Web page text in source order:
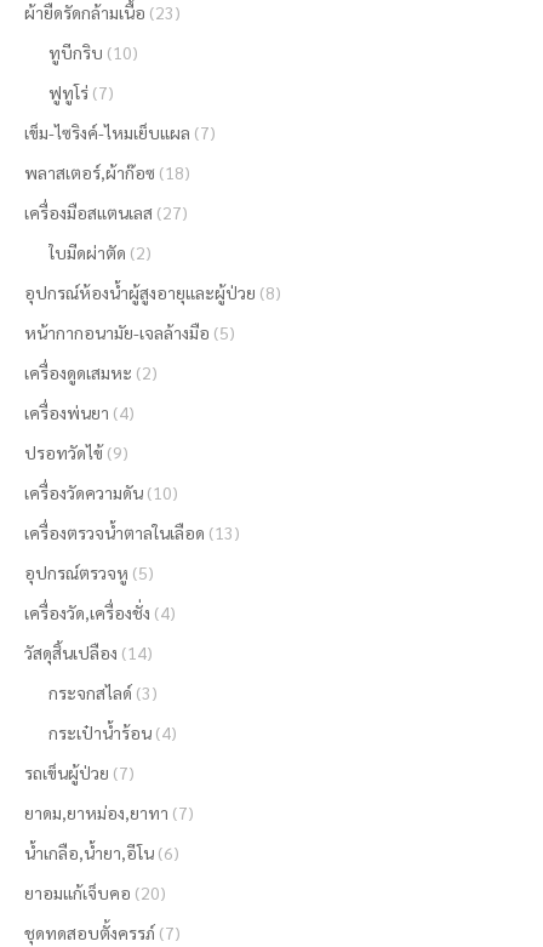
ผ้ายืดรัดกล้ามเนื้อ (23)
ทูบีกริบ (10)
ฟูทูโร่ (7)
เข็ม-ไซริงค์-ไหมเย็บแผล (7)
พลาสเตอร์,ผ้าก๊อซ (18)
เครื่องมือสแตนเลส (27)
ใบมีดผ่าตัด (2)
อุปกรณ์ห้องน้ำผู้สูงอายุและผู้ป่วย (8)
หน้ากากอนามัย-เจลล้างมือ (5)
เครื่องดูดเสมหะ (2)
เครื่องพ่นยา (4)
ปรอทวัดไข้ (9)
เครื่องวัดความดัน (10)
เครื่องตรวจน้ำตาลในเลือด (13)
อุปกรณ์ตรวจหู (5)
เครื่องวัด,เครื่องชั่ง (4)
วัสดุสิ้นเปลือง (14)
กระจกสไลด์ (3)
กระเป๋าน้ำร้อน (4)
รถเข็นผู้ป่วย (7)
ยาดม,ยาหม่อง,ยาทา (7)
น้ำเกลือ,น้ำยา,อีโน (6)
ยาอมแก้เจ็บคอ (20)
ชุดทดสอบตั้งครรภ์ (7)